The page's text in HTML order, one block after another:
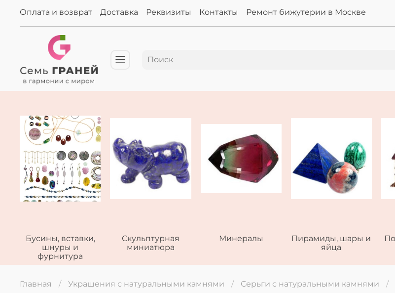
Оплата и возврат Доставка Реквизиты Контакты Ремонт бижутерии в Москве
Бусины, вставки,
шнуры и
фурнитура
Скульптурная
миниатюра
Минералы
Пирамиды, шары и
яйца
Главная Украшения с натуральными камнями Серьги с натуральными камнями